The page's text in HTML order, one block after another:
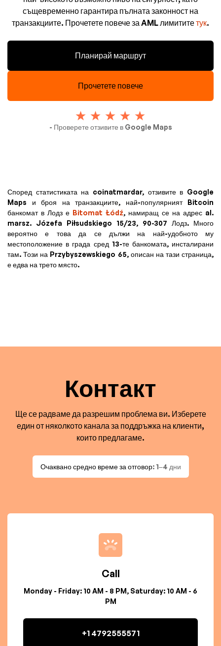
същевременно гарантира пълната законност на
транзакциите. Прочетете повече за AML лимититетук.
Планирай маршрут
Прочетете повече
- Проверете отзивите в Google Maps
Според статистиката на coinatmardar, отзивите в Google
Maps и броя на транзакциите, най-популярният Bitcoin
банкомат в Лодз е Bitomat Łódź, намиращ се на адрес al.
marsz. Józefa Piłsudskiego 15/23, 90-307 Лодз. Много
вероятно е това да се дължи на най-удобното му
местоположение в града сред 13-те банкомата, инсталирани
там. Този на Przybyszewskiego 65, описан на тази страница,
е едва на трето място.
Контакт
Ще се радваме да разрешим проблема ви. Изберете
един от няколкото канала за поддръжка на клиенти,
които предлагаме.
Очаквано средно време за отговор: 1–4 дни
Call
Monday - Friday: 10 AM - 8 PM, Saturday: 10 AM - 6
PM
+1 4792555571